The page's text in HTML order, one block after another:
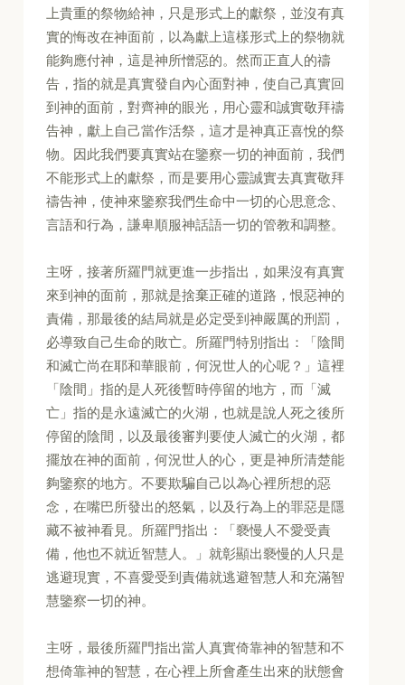
上貴重的祭物給神，只是形式上的獻祭，並沒有真
實的悔改在神面前，以為獻上這樣形式上的祭物就
能夠應付神，這是神所憎惡的。然而正直人的禱
告，指的就是真實發自內心面對神，使自己真實回
到神的面前，對齊神的眼光，用心靈和誠實敬拜禱
告神，獻上自己當作活祭，這才是神真正喜悅的祭
物。因此我們要真實站在鑒察一切的神面前，我們
不能形式上的獻祭，而是要用心靈誠實去真實敬拜
禱告神，使神來鑒察我們生命中一切的心思意念、
言語和行為，謙卑順服神話語一切的管教和調整。
主呀，接著所羅門就更進一步指出，如果沒有真實
來到神的面前，那就是捨棄正確的道路，恨惡神的
責備，那最後的結局就是必定受到神嚴厲的刑罰，
必導致自己生命的敗亡。所羅門特別指出：「陰間
和滅亡尚在耶和華眼前，何況世人的心呢？」這裡
「陰間」指的是人死後暫時停留的地方，而「滅
亡」指的是永遠滅亡的火湖，也就是說人死之後所
停留的陰間，以及最後審判要使人滅亡的火湖，都
擺放在神的面前，何況世人的心，更是神所清楚能
夠鑒察的地方。不要欺騙自己以為心裡所想的惡
念，在嘴巴所發出的怒氣，以及行為上的罪惡是隱
藏不被神看見。所羅門指出：「褻慢人不愛受責
備，他也不就近智慧人。」就彰顯出褻慢的人只是
逃避現實，不喜愛受到責備就逃避智慧人和充滿智
慧鑒察一切的神。
主呀，最後所羅門指出當人真實倚靠神的智慧和不
想倚靠神的智慧，在心裡上所會產生出來的狀態會